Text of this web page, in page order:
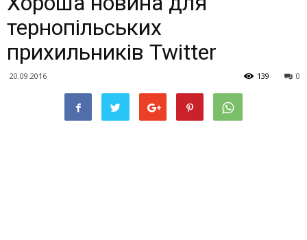
тернопільських
прихильників Twitter
20.09.2016 0
139